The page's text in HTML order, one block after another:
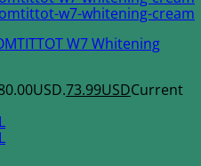
W7 Whitening
73.99USDCurrent